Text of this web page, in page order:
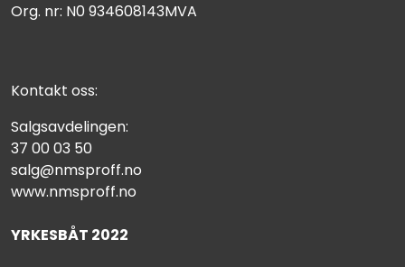
Org. nr: N0 934608143MVA
Kontakt oss:
Salgsavdelingen:
37 00 03 50
salg@nmsproff.no
www.nmsproff.no
YRKESBÅT 2022